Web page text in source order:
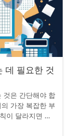
데 필요한 것
것은 간단해야 합
가장 복잡한 부
이 달라지면 하